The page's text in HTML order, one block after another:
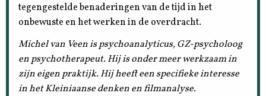
tegengestelde benaderingen van de tijd in het
onbewuste en het werken in de overdracht.
Michel van Veen is psychoanalyticus, GZ-psycholoog
en psychotherapeut. Hij is onder meer werkzaam in
zijn eigen praktijk. Hij heeft een specifieke interesse
in het Kleiniaanse denken en filmanalyse.